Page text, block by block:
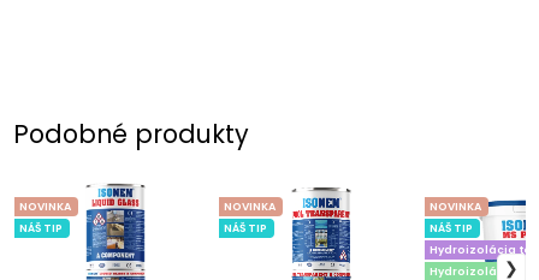
Podobné produkty
NOVINKA
NÁŠ TIP
NOVINKA
NÁŠ TIP
NOVINKA
NÁŠ TIP
Hydroizolácia
Hydroizolácia